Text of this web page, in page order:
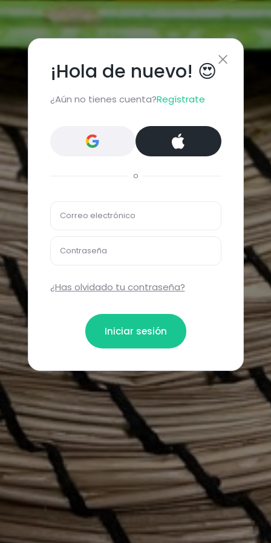
¡Hola de nuevo! 😍
¿Aún no tienes cuenta?Regístrate
o
Correo electrónico
Contraseña
¿Has olvidado tu contraseña?
Iniciar sesión